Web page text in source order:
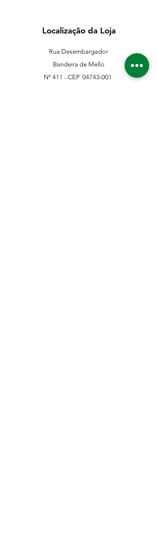
Localização da Loja
Rua Desembargador
Bandeira de Mello
Nº 411 - CEP 04743-001